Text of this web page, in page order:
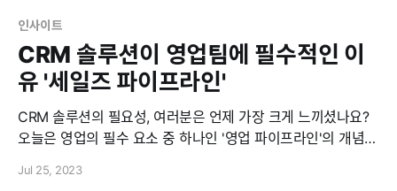
인사이트
CRM 솔루션이 영업팀에 필수적인 이
유 '세일즈 파이프라인'
CRM 솔루션의 필요성, 여러분은 언제 가장 크게 느끼셨나요?
오늘은 영업의 필수 요소 중 하나인 '영업 파이프라인'의 개념과
파이프라인을 잘 관리하는 방법에 관해 이야기해보려 합니다.
Jul 25, 2023